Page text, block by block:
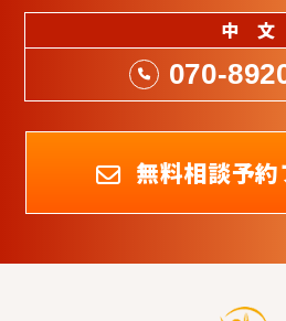
中 文
070-
無料相談予約